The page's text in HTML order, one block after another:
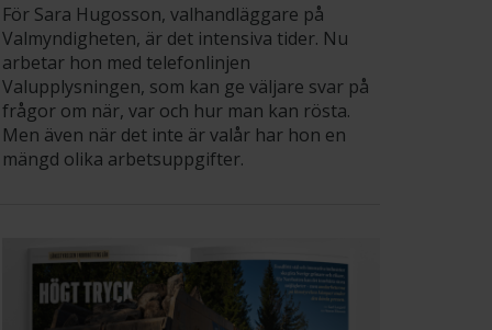
För Sara Hugosson, valhandläggare på
Valmyndigheten, är det intensiva tider. Nu
arbetar hon med telefonlinjen
Valupplysningen, som kan ge väljare svar på
frågor om när, var och hur man kan rösta.
Men även när det inte är valår har hon en
mängd olika arbetsuppgifter.